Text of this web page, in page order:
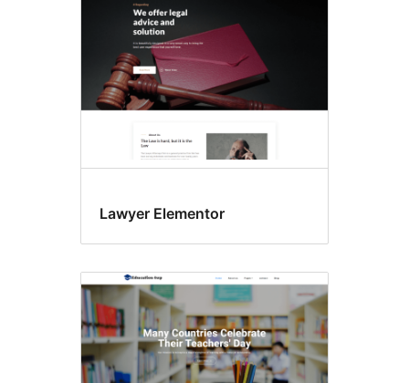
Lawyer Elementor